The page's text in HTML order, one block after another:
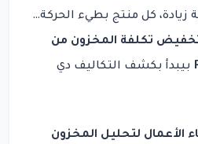
زيادة، كل منتج بطيء الحركة…
تكلفة المخزون من
بيبدأ بكشف التكاليف دي
الأعمال لتحليل المخزون